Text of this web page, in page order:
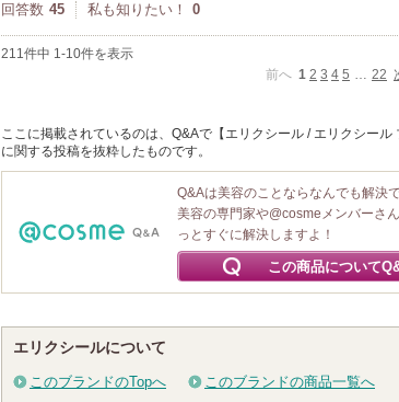
回答数 45 私も知りたい！ 0
211件中 1-10件を表示
前へ 1 2 3 4 5 … 22
ここに掲載されているのは、Q&Aで【エリクシール / エリクシール
に関する投稿を抜粋したものです。
Q&Aは美容のことならなんでも解決
美容の専門家や@cosmeメンバーさ
っとすぐに解決しますよ！
この商品について
エリクシールについて
このブランドのTopへ このブランドの商品一覧へ